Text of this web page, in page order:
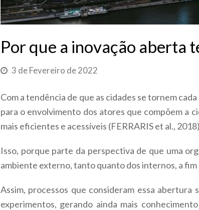
Por que a inovação aberta
3 de Fevereiro de 2022
Com a tendência de que as cidades se tornem cada
para o envolvimento dos atores que compõem a
mais eficientes e acessíveis (FERRARIS et al.,
Isso, porque parte da perspectiva de que uma
ambiente externo, tanto quanto dos internos, a fim
Assim, processos que consideram essa abertura
experimentos, gerando ainda mais